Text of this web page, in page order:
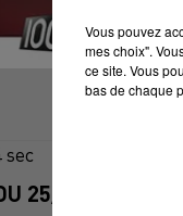
25/01/2024 À
Vous pouvez
mes choix".
ce site. Vous
bas de chaque